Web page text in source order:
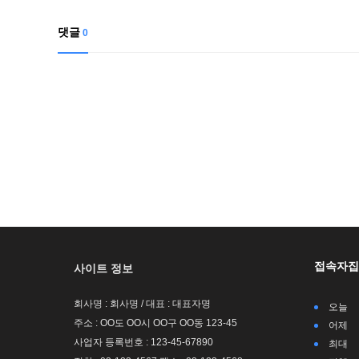
댓글 0
사이트 정보
회사명 : 회사명 / 대표 : 대표자명
주소 : OO도 OO시 OO구 OO동 123-45
사업자 등록번호 : 123-45-67890
접속자집
오늘
어제
최대